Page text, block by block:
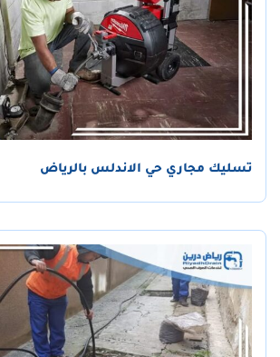
تسليك مجاري حي الاندلس بالرياض